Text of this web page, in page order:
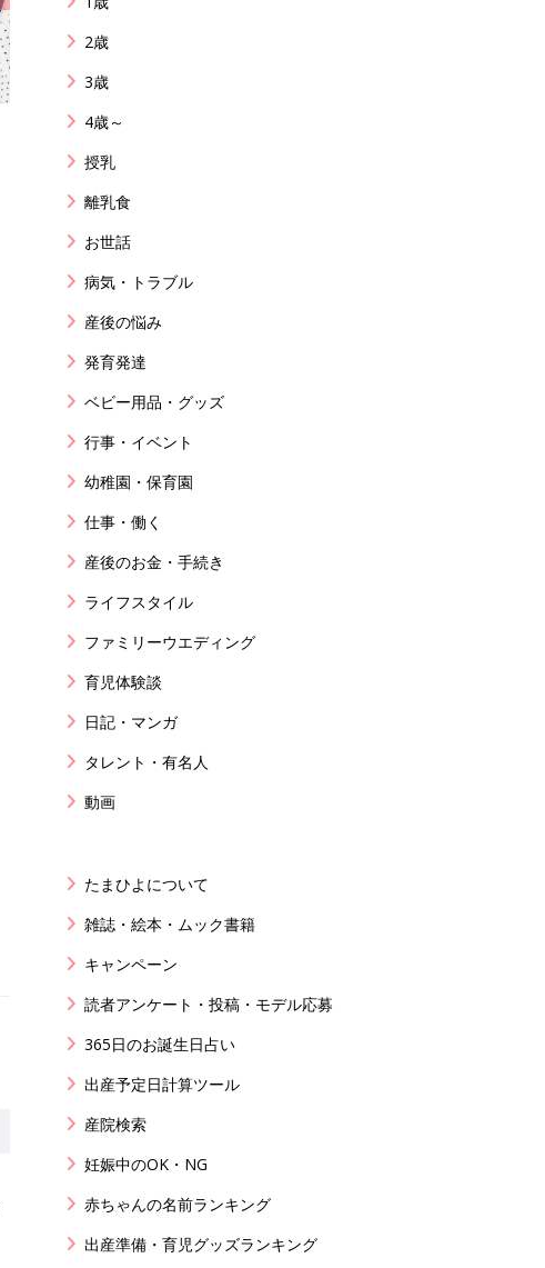
2歳
3歳
4歳～
授乳
離乳食
お世話
病気・トラブル
産後の悩み
発育発達
ベビー用品・グッズ
行事・イベント
幼稚園・保育園
仕事・働く
産後のお金・手続き
ライフスタイル
ファミリーウエディング
育児体験談
日記・マンガ
タレント・有名人
動画
たまひよについて
雑誌・絵本・ムック書籍
キャンペーン
読者アンケート・投稿・モデル応募
365日のお誕生日占い
出産予定日計算ツール
産院検索
妊娠中のOK・NG
赤ちゃんの名前ランキング
出産準備・育児グッズランキング